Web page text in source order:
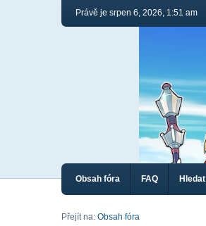
Právě je srpen 6, 2026, 1:51 am
Obsah fóra FAQ Hledat
Přejít na: Obsah fóra